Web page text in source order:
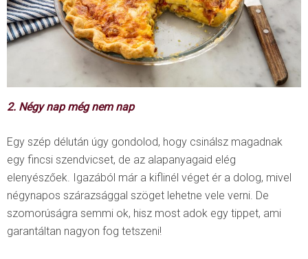
2. Négy nap még nem nap
Egy szép délután úgy gondolod, hogy csinálsz magadnak
egy fincsi szendvicset, de az alapanyagaid elég
elenyészőek. Igazából már a kiflinél véget ér a dolog, mivel
négynapos szárazsággal szöget lehetne vele verni. De
szomorúságra semmi ok, hisz most adok egy tippet, ami
garantáltan nagyon fog tetszeni!